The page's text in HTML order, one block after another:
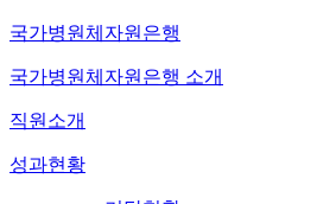
국가병원체자원은행
국가병원체자원은행 소개
직원소개
성과현황